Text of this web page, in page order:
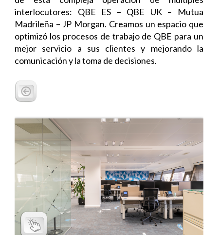
interlocutores: QBE ES – QBE UK – Mutua
Madrileña – JP Morgan. Creamos un espacio que
optimizó los procesos de trabajo de QBE para un
mejor servicio a sus clientes y mejorando la
comunicación y la toma de decisiones.